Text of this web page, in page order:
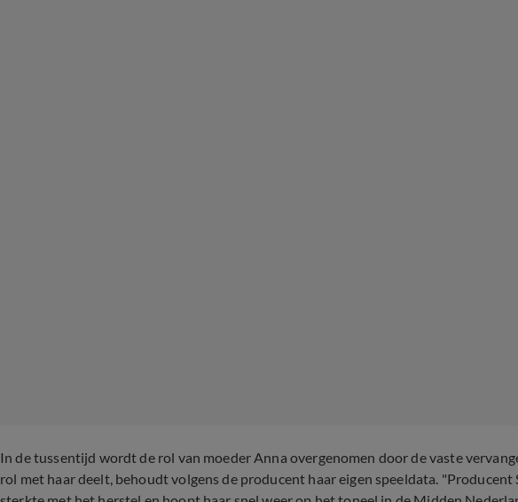
In de tussentijd wordt de rol van moeder Anna overgenomen door de vaste
rol met haar deelt, behoudt volgens de producent haar eigen speeldata. "Producent